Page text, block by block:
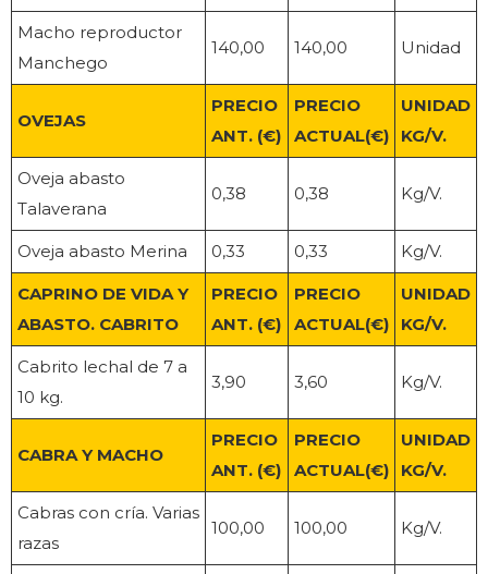
Macho reproductor
Manchego
140,00 140,00 Unidad
OVEJAS
PRECIO
ANT. (€)
PRECIO
ACTUAL(€)
UNIDAD
KG/V.
Oveja abasto
Talaverana
0,38 0,38 Kg/V.
Oveja abasto Merina 0,33 0,33 Kg/V.
CAPRINO DE VIDA Y
ABASTO. CABRITO
PRECIO
ANT. (€)
PRECIO
ACTUAL(€)
UNIDAD
KG/V.
Cabrito lechal de 7 a
10 kg.
3,90 3,60 Kg/V.
CABRA Y MACHO
PRECIO
ANT. (€)
PRECIO
ACTUAL(€)
UNIDAD
KG/V.
Cabras con cría. Varias
razas
100,00 100,00 Kg/V.